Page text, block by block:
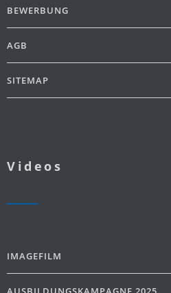
BEWERBUNG
AGB
SITEMAP
Videos
IMAGEFILM